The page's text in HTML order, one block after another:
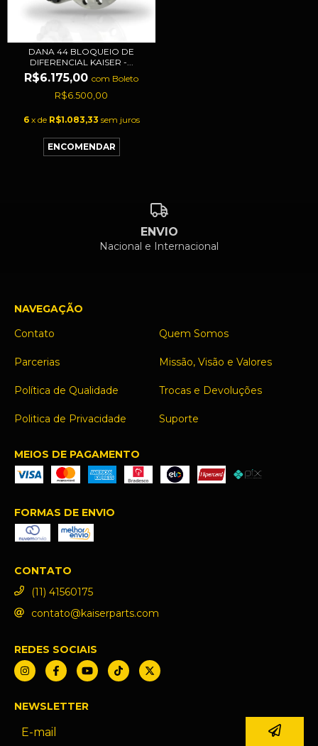
DANA 44 BLOQUEIO DE
DIFERENCIAL KAISER -...
R$6.175,00 com Boleto
R$6.500,00
6 x de R$1.083,33 sem juros
ENVIO
Nacional e Internacional
NAVEGAÇÃO
Contato
Quem Somos
Parcerias Missão, Visão e Valores
Política de Qualidade Trocas e Devoluções
Politica de Privacidade Suporte
MEIOS DE PAGAMENTO
FORMAS DE ENVIO
CONTATO
(11) 41560175
contato@kaiserparts.com
REDES SOCIAIS
NEWSLETTER